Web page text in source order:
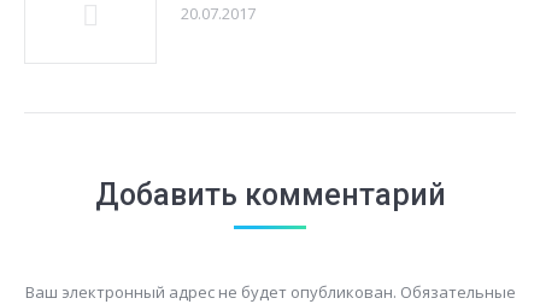
20.07.2017
Добавить комментарий
Ваш электронный адрес не будет опубликован. Обязательные